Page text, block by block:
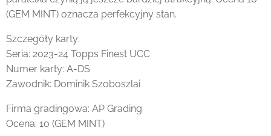
(GEM MINT) oznacza perfekcyjny stan.
Szczegóły karty:
Seria: 2023-24 Topps Finest UCC
Numer karty: A-DS
Zawodnik: Dominik Szoboszlai
Firma gradingowa: AP Grading
Ocena: 10 (GEM MINT)